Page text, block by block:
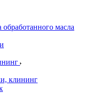
обработанного масла
клининг